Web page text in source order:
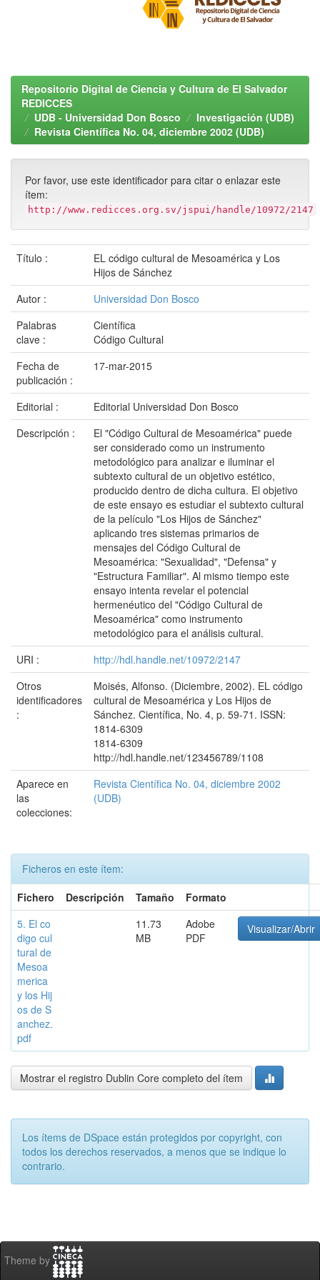
Repositorio Digital de Ciencia y Cultura de El Salvador
REDICCES
UDB - Universidad Don Bosco
Investigación (UDB)
Revista Científica No. 04, diciembre 2002 (UDB)
Por favor, use este identificador para citar o enlazar este
ítem:
http://www.redicces.org.sv/jspui/handle/10972/2147
Título :
EL código cultural de Mesoamérica y Los
Hijos de Sánchez
Autor :
Universidad Don Bosco
Palabras
clave :
Científica
Código Cultural
Fecha de
publicación :
17-mar-2015
Editorial :
Editorial Universidad Don Bosco
Descripción :
El "Código Cultural de Mesoamérica" puede
ser considerado como un instrumento
metodológico para analizar e iluminar el
subtexto cultural de un objetivo estético,
producido dentro de dicha cultura. El objetivo
de este ensayo es estudiar el subtexto cultural
de la películo "Los Hijos de Sánchez"
aplicando tres sistemas primarios de
mensajes del Código Cultural de
Mesoamérica: "Sexualidad", "Defensa" y
"Estructura Familiar". Al mismo tiempo este
ensayo intenta revelar el potencial
hermenéutico del "Código Cultural de
Mesoamérica" como instrumento
metodológico para el análisis cultural.
URI :
http://hdl.handle.net/10972/2147
Otros
identificadores
:
Moisés, Alfonso. (Diciembre, 2002). EL código
cultural de Mesoamérica y Los Hijos de
Sánchez. Científica, No. 4, p. 59-71. ISSN:
1814-6309
1814-6309
http://hdl.handle.net/123456789/1108
Aparece en
las
colecciones:
Revista Científica No. 04, diciembre 2002
(UDB)
Ficheros en este ítem:
Fichero
Descripción Tamaño
Formato
5. El co
digo cul
tural de
Mesoa
merica
y los Hij
os de S
anchez.
pdf
11.73
MB
Adobe
PDF
Visualizar/Abrir
Mostrar el registro Dublin Core completo del ítem
Los ítems de DSpace están protegidos por copyright, con
todos los derechos reservados, a menos que se indique lo
contrario.
Theme by